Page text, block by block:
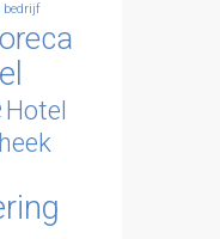
bedrijf
Hotel